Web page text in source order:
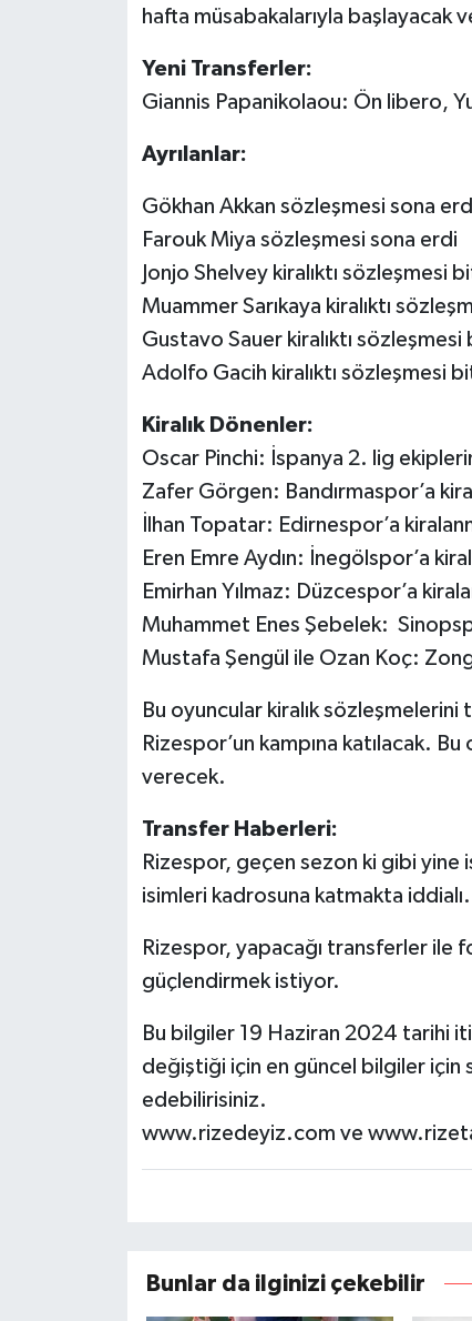
hafta müsabakalarıyla
Yeni Transferler:
Giannis Papanikolaou: Ön libero,
Ayrılanlar:
Gökhan Akkan sözleşmesi sona
Farouk Miya sözleşmesi sona erdi
Jonjo Shelvey kiralıktı sözleşmesi
Muammer Sarıkaya kiralıktı
Gustavo Sauer kiralıktı
Adolfo Gacih kiralıktı sözleşmesi
Kiralık Dönenler:
Oscar Pinchi: İspanya 2. lig
Zafer Görgen: Bandırmaspor’a
İlhan Topatar: Edirnespor’a
Eren Emre Aydın: İnegölspor’a
Emirhan Yılmaz: Düzcespor’a
Muhammet Enes Şebelek:
Mustafa Şengül ile Ozan Koç:
Bu oyuncular kiralık
Rizespor’un kampına katılacak.
verecek.
Transfer Haberleri:
Rizespor, geçen sezon ki gibi yine
isimleri kadrosuna katmakta iddialı.
Rizespor, yapacağı transferler ile
güçlendirmek istiyor.
Bu bilgiler 19 Haziran 2024 tarihi
değiştiği için en güncel bilgiler için
edebilirisiniz.
www.rizedeyiz.com ve
Bunlar da ilginizi çekebilir